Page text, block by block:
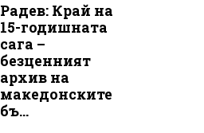
Радев: Край на
15-годишната
сага –
безценният
архив на
македонските
бъ...